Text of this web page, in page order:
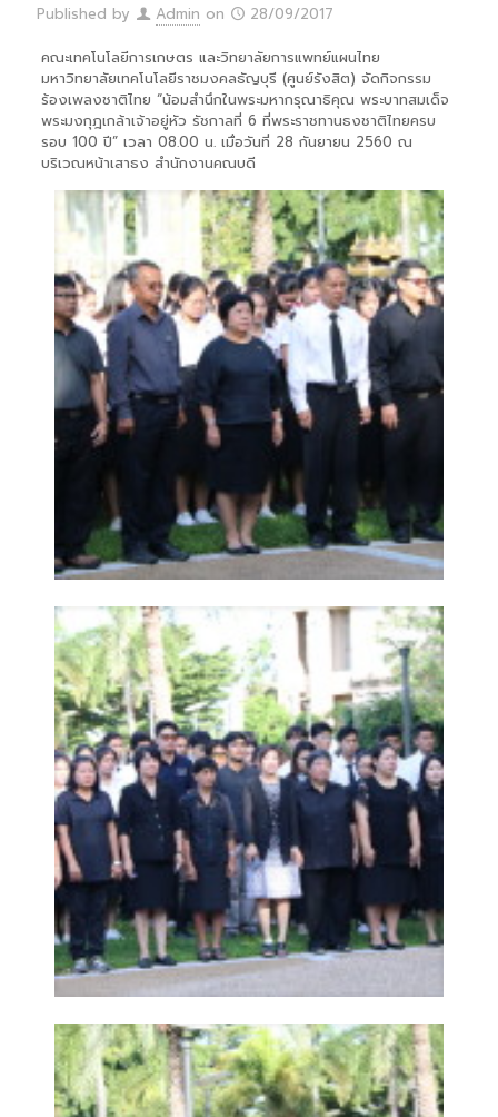
Published by Admin on 28/09/2017
คณะเทคโนโลยีการเกษตร และวิทยาลัยการแพทย์แผนไทย
มหาวิทยาลัยเทคโนโลยีราชมงคลธัญบุรี (ศูนย์รังสิต) จัดกิจกรรม
ร้องเพลงชาติไทย “น้อมสำนึกในพระมหากรุณาธิคุณ พระบาทสมเด็จ
พระมงกุฎเกล้าเจ้าอยู่หัว รัชกาลที่ 6 ที่พระราชทานธงชาติไทยครบ
รอบ 100 ปี” เวลา 08.00 น. เมื่อวันที่ 28 กันยายน 2560 ณ
บริเวณหน้าเสาธง สำนักงานคณบดี